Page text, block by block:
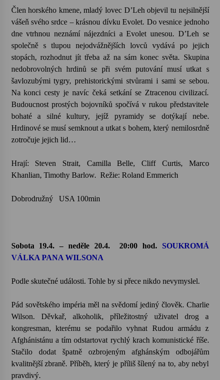
Člen horského kmene, mladý lovec D’Leh objevil tu nejsilnější
vášeň svého srdce – krásnou dívku Evolet. Do vesnice jednoho
dne vtrhnou neznámí nájezdníci a Evolet unesou. D’Leh se
společně s tlupou nejodvážnějších lovců vydává po jejich
stopách, rozhodnut jít třeba až na sám konec světa. Skupina
nedobrovolných hrdinů se při svém putování musí utkat s
šavlozubými tygry, prehistorickými stvůrami i sami se sebou.
Na konci cesty je navíc čeká setkání se Ztracenou civilizací.
Budoucnost prostých bojovníků spočívá v rukou představitele
bohaté a silné kultury, jejíž pyramidy se dotýkají nebe.
Hrdinové se musí semknout a utkat s bohem, který nemilosrdně
zotročuje jejich lid…
Hrají: Steven Strait, Camilla Belle, Cliff Curtis, Marco
Khanlian, Timothy Barlow. Režie: Roland Emmerich
Dobrodružný USA 100min
Sobota 19.4. – neděle 20.4. 20:00 hod. SOUKROMÁ
VÁLKA PANA WILSONA
Podle skutečné události. Tohle by si přece nikdo nevymyslel.
Pád sovětského impéria měl na svědomí jediný člověk. Charlie
Wilson. Děvkař, alkoholik, příležitostný uživatel drog a
kongresman, kterému se podařilo vyhnat Rudou armádu z
Afghánistánu a tím odstartovat rychlý krach komunistické říše.
Stačilo dodat špatně ozbrojeným afghánským odbojářům
kvalitnější zbraně. Příběh, který je příliš šílený na to, aby nebyl
pravdivý.